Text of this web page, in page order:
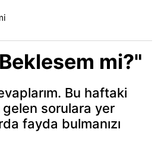
mi?"
Bu haftaki
sorulara yer
fayda bulmanızı